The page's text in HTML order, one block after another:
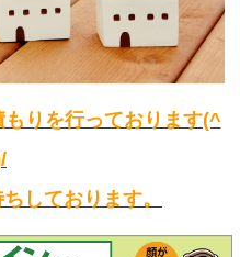
りを行っております(^
しております。